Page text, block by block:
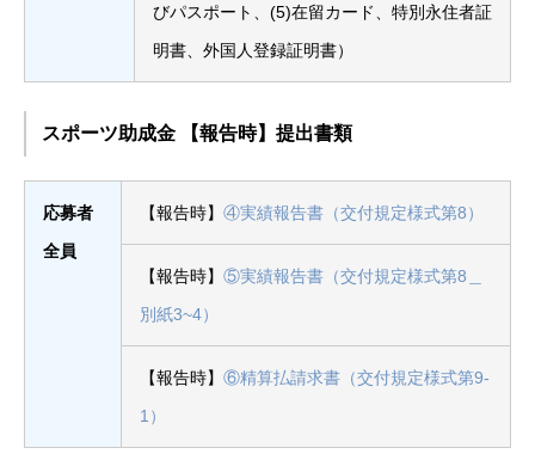
びパスポート、(5)在留カード、特別永住者証
明書、外国人登録証明書）
スポーツ助成金 【報告時】提出書類
応募者
全員
【報告時】 ④実績報告書（交付規定様式第8）
【報告時】 ⑤実績報告書（交付規定様式第8＿
別紙3~4）
【報告時】 ⑥精算払請求書（交付規定様式第9-
1）